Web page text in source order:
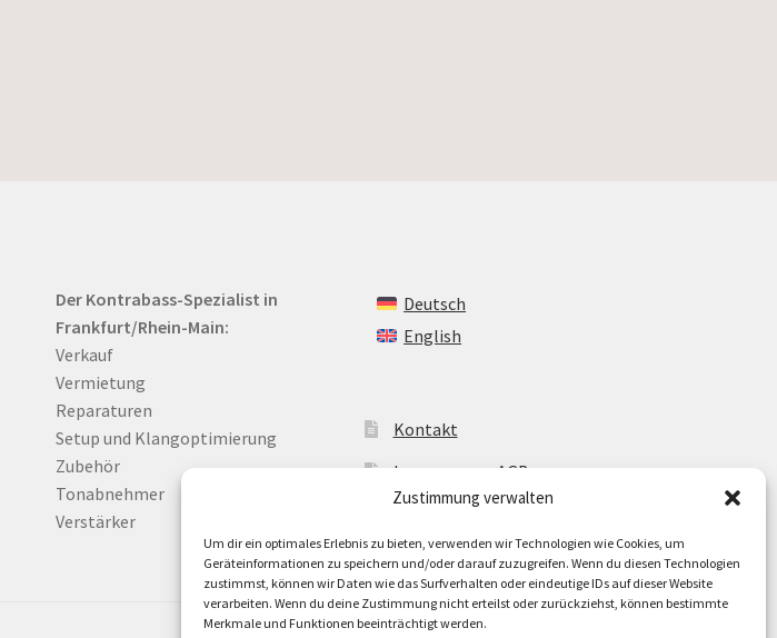
Zustimmung verwalten
Um dir ein optimales Erlebnis zu bieten, verwenden wir Technologien wie Cookies, um
Geräteinformationen zu speichern und/oder darauf zuzugreifen. Wenn du diesen Technologien
zustimmst, können wir Daten wie das Surfverhalten oder eindeutige IDs auf dieser Website
verarbeiten. Wenn du deine Zustimmung nicht erteilst oder zurückziehst, können bestimmte
Merkmale und Funktionen beeinträchtigt werden.
Der Kontrabass-Spezialist in
Frankfurt/Rhein-Main:
Verkauf
Vermietung
Reparaturen
Setup und Klangoptimierung
Zubehör
Tonabnehmer
Verstärker
Deutsch
English
Kontakt
Impressum + AGB
Cookie-Richtlinie (EU)